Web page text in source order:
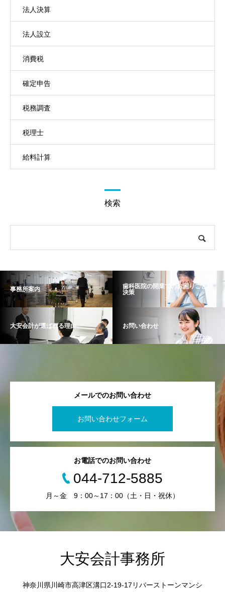
法人決算
法人設立
消費税
確定申告
税務調査
税理士
給料計算
検索
事務所案内
歯科医院の開業でのお困りごと解
決策
大安会計が選ばれる理由 お問い合わせ
メールでのお問い合わせ
お問い合わせフォーム
お電話でのお問い合わせ
044-712-5885
月～金 9：00～17：00（土・日・祝休）
大安会計事務所
神奈川県川崎市高津区溝口2-19-17リバーストーンマンシ